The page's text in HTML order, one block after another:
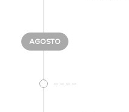
AGOSTO